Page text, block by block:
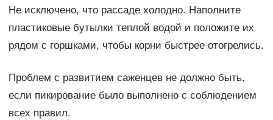
Не исключено, что рассаде холодно. Наполните
пластиковые бутылки теплой водой и положите их
рядом с горшками, чтобы корни быстрее отогрелись.
Проблем с развитием саженцев не должно быть,
если пикирование было выполнено с соблюдением
всех правил.